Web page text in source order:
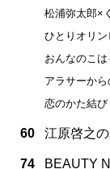
松浦弥太郎×
ひとりオリ
おんなのこ
アラサーか
恋のかた結
60 江原啓之
74 BEAUTY